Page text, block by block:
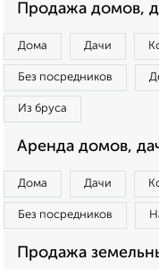
Продажа домов,
Дома Дачи
Без посредников
Из бруса
Аренда домов,
Дома Дачи
Без посредников
Продажа